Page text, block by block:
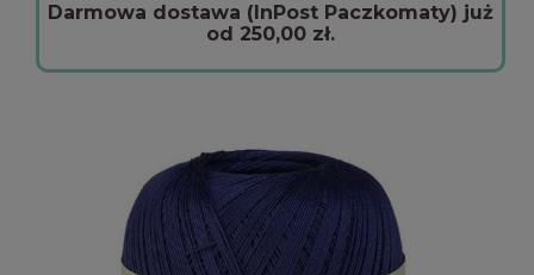
Darmowa dostawa (InPost Paczkomaty) już
od 250,00 zł.